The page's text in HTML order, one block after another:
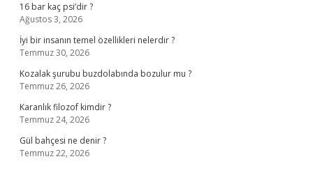
16 bar kaç psi’dir ?
Ağustos 3, 2026
İyi bir insanın temel özellikleri nelerdir ?
Temmuz 30, 2026
Kozalak şurubu buzdolabında bozulur mu ?
Temmuz 26, 2026
Karanlık filozof kimdir ?
Temmuz 24, 2026
Gül bahçesi ne denir ?
Temmuz 22, 2026